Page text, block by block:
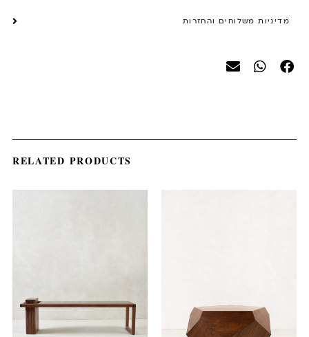
מדיניות משלוחים והחזרות
RELATED PRODUCTS